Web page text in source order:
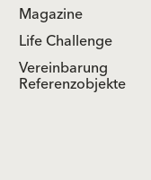
Magazine
Life Challenge
Vereinbarung
Referenzobjekte